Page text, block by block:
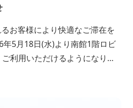
お客様により快適なご滞在を
年5月18日(水)より南館1階ロビ
利用いただけるようになりま
For better